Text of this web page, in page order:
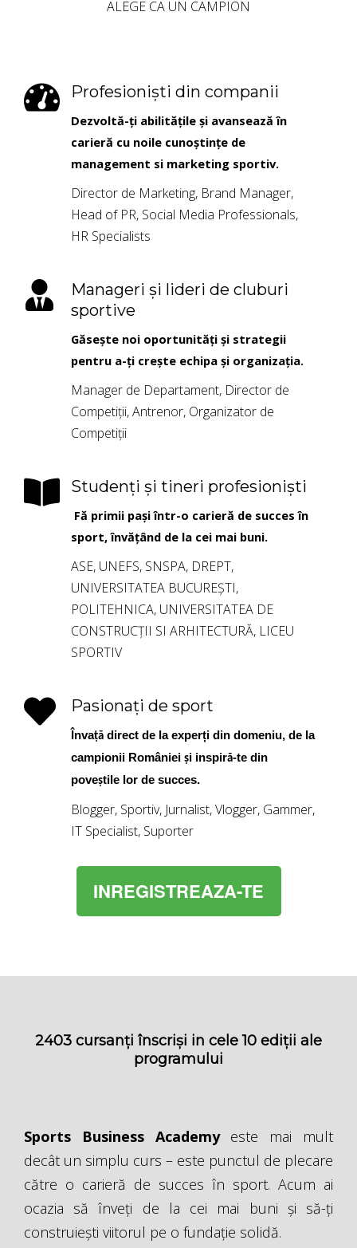
ALEGE CA UN CAMPION
Profesioniști din companii
Dezvoltă-ți abilitățile și avansează în
carieră cu noile cunoștințe de
management si marketing sportiv.
Director de Marketing, Brand Manager,
Head of PR, Social Media Professionals,
HR Specialists
Manageri și lideri de cluburi
sportive
Găsește noi oportunități și strategii
pentru a-ți crește echipa și organizația.
Manager de Departament, Director de
Competiții, Antrenor, Organizator de
Competiții
Studenți și tineri profesioniști
Fă primii pași într-o carieră de succes în
sport, învățând de la cei mai buni.
ASE, UNEFS, SNSPA, DREPT,
UNIVERSITATEA BUCUREȘTI,
POLITEHNICA, UNIVERSITATEA DE
CONSTRUCȚII SI ARHITECTURĂ, LICEU
SPORTIV
Pasionați de sport
Învațădirect de la experți din domeniu, de la
campionii României și inspiră-te din
poveștile lor de succes.
Blogger, Sportiv, Jurnalist, Vlogger, Gammer,
IT Specialist, Suporter
INREGISTREAZA-TE
2403 cursanți înscriși in cele 10 ediții ale
programului
Sports Business Academyeste mai mult
decât un simplu curs – este punctul de plecare
către o carieră de succes în sport. Acum ai
ocazia să înveți de la cei mai buni și să-ți
construiești viitorul pe o fundație solidă.